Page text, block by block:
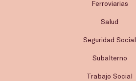
Ferroviarias
Salud
Seguridad Social
Subalterno
Trabajo Social